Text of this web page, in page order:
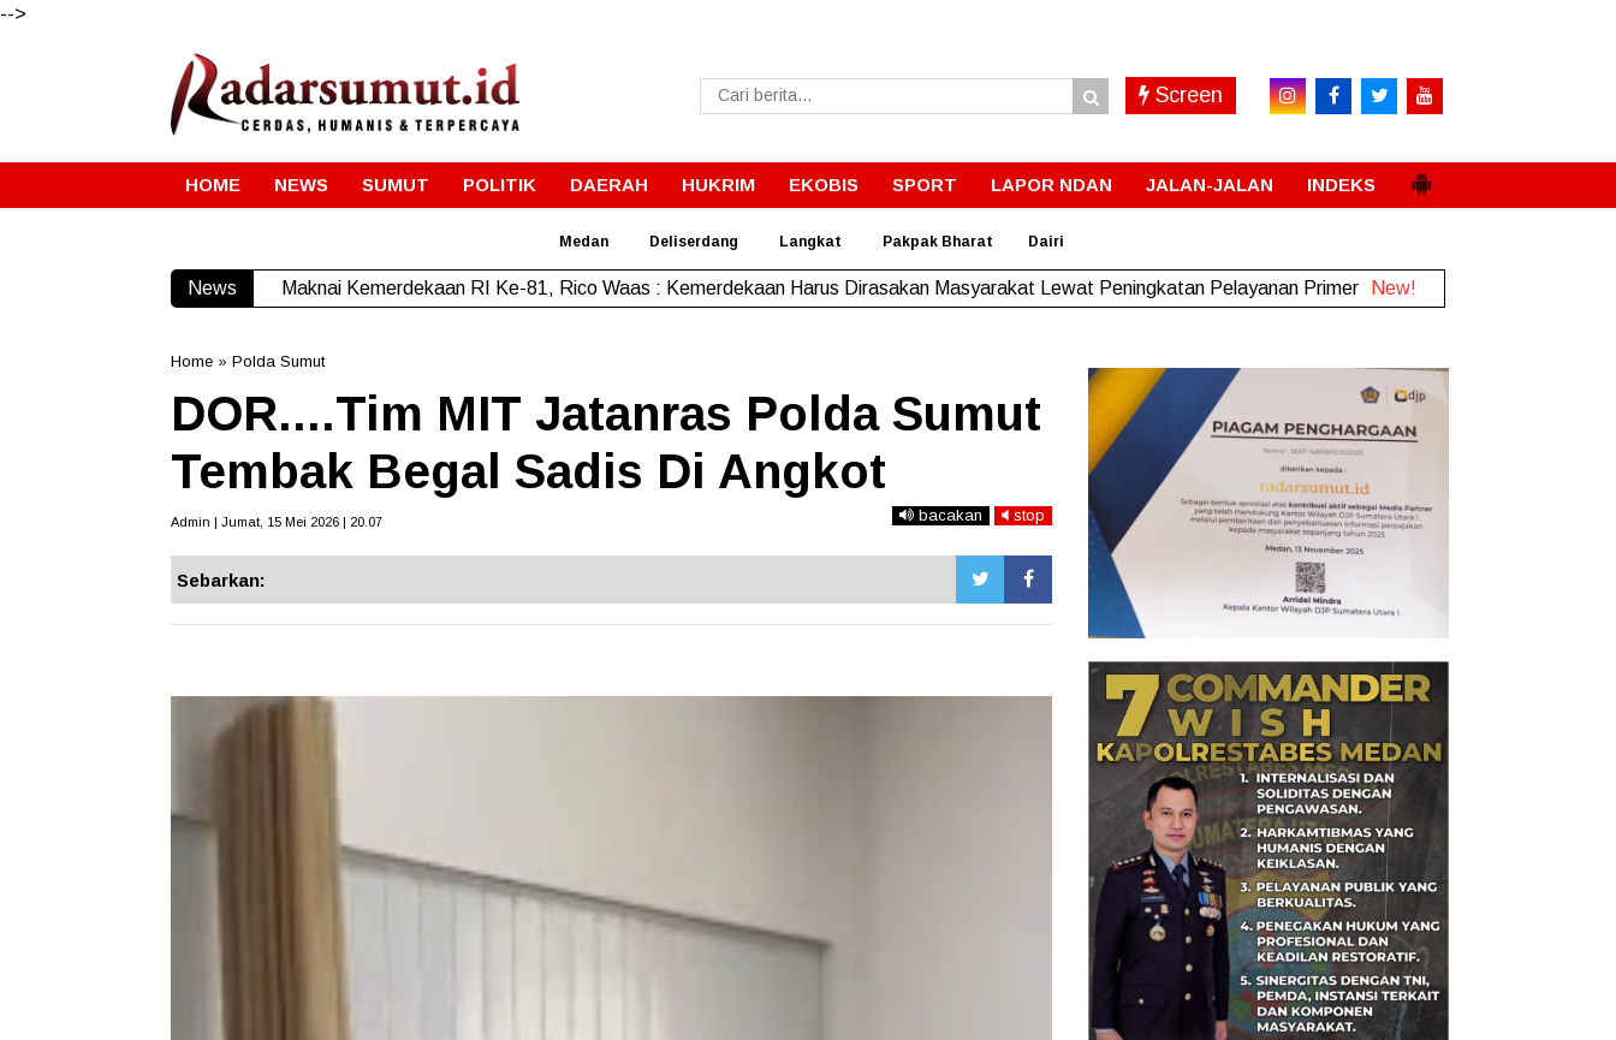
-->
Screen
HOME NEWS SUMUT POLITIK DAERAH HUKRIM EKOBIS SPORT LAPOR NDAN JALAN-JALAN INDEKS
Medan Deliserdang Langkat Pakpak Bharat Dairi
News Maknai Kemerdekaan RI Ke-81, Rico Waas : Kemerdekaan Harus Dirasakan Masyarakat Lewat Peningkatan Pelayanan Primer New!
Home » Polda Sumut
DOR....Tim MIT Jatanras Polda Sumut
Tembak Begal Sadis Di Angkot
Admin | Jumat, 15 Mei 2026 | 20.07 bacakan stop
Sebarkan: